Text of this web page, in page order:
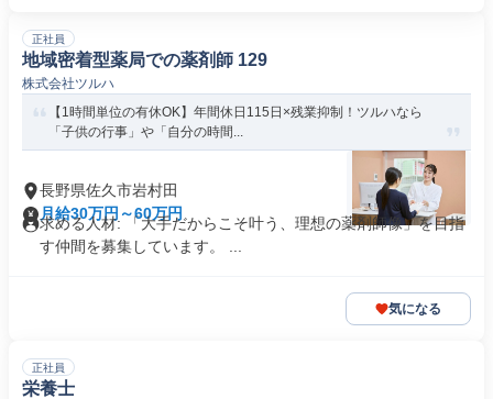
正社員
地域密着型薬局での薬剤師 129
株式会社ツルハ
【1時間単位の有休OK】年間休日115日×残業抑制！ツルハなら
「子供の行事」や「自分の時間...
長野県佐久市岩村田
月給30万円～60万円
求める人材: 「大手だからこそ叶う、理想の薬剤師像」を目指
す仲間を募集しています。 ...
気になる
正社員
栄養士